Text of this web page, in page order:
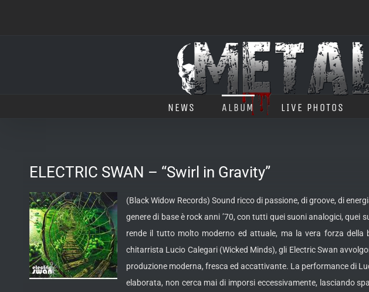
NEWS ALBUM LIVE PHOTOS
ELECTRIC SWAN – “Swirl in Gravity”
(Black Widow Records) Sound ricco di passione, di groove, di
genere di base è rock anni ’70, con tutti quei suoni analogici, quei
rende il tutto molto moderno ed attuale, ma la vera forza della
chitarrista Lucio Calegari (Wicked Minds), gli Electric Swan
produzione moderna, fresca ed accattivante. La performance di
elaborata, non cerca mai di imporsi eccessivamente, lasciando